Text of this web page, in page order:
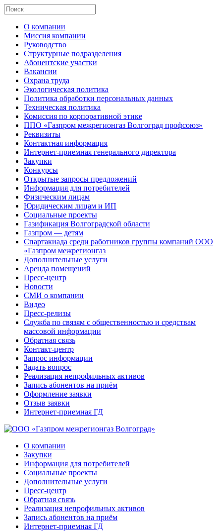
О компании
Миссия компании
Руководство
Структурные подразделения
Абонентские участки
Вакансии
Охрана труда
Экологическая политика
Политика обработки персональных данных
Техническая политика
Комиссия по корпоративной этике
ППО «Газпром межрегионгаз Волгоград профсоюз»
Реквизиты
Контактная информация
Интернет-приемная генерального директора
Закупки
Конкурсы
Открытые запросы предложений
Информация для потребителей
Физическим лицам
Юридическим лицам и ИП
Социальные проекты
Газификация Волгоградской области
Газпром — детям
Спартакиада среди работников группы компаний ООО
«Газпром межрегионгаз
Дополнительные услуги
Аренда помещений
Пресс-центр
Новости
СМИ о компании
Видео
Пресс-релизы
Служба по связям с общественностью и средствам
массовой информации
Обратная связь
Контакт-центр
Запрос информации
Задать вопрос
Реализация непрофильных активов
Запись абонентов на приём
Оформление заявки
Отзыв заявки
Интернет-приемная ГД
О компании
Закупки
Информация для потребителей
Социальные проекты
Дополнительные услуги
Пресс-центр
Обратная связь
Реализация непрофильных активов
Запись абонентов на приём
Интернет-приемная ГД